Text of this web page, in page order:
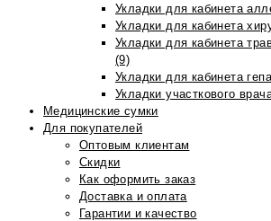
Укладки для кабинета
Укладки для кабинета
Укладки для кабинета
(9)
Укладки для кабинета
Укладки участкового
Медицинские сумки
Для покупателей
Оптовым клиентам
Скидки
Как оформить заказ
Доставка и оплата
Гарантии и качество